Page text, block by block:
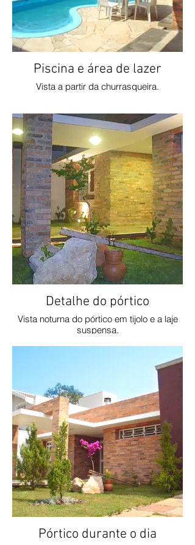
Piscina e área de lazer
Vista a partir da churrasqueira.
Detalhe do pórtico
Vista noturna do pórtico em tijolo e a laje
suspensa.
Pórtico durante o dia